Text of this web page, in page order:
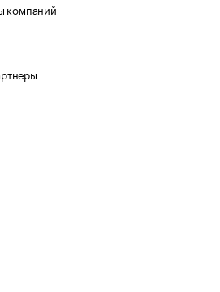
компаний